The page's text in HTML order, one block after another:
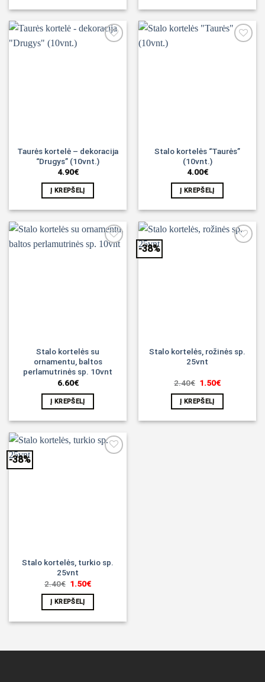
Taurės kortelė – dekoracija
“Drugys” (10vnt.)
4.90€
Į KREPŠELĮ
Stalo kortelės “Taurės”
(10vnt.)
4.00€
Į KREPŠELĮ
Stalo kortelės su
ornamentu, baltos
perlamutrinės sp. 10vnt
6.60€
Į KREPŠELĮ
-38%
Stalo kortelės, rožinės sp.
25vnt
2.40€ Original
was:
2.40€.
1.50€Current
is:
Į KREPŠELĮ
-38%
Stalo kortelės, turkio sp.
25vnt
2.40€ Original
was:
2.40€.
1.50€Current
is:
Į KREPŠELĮ